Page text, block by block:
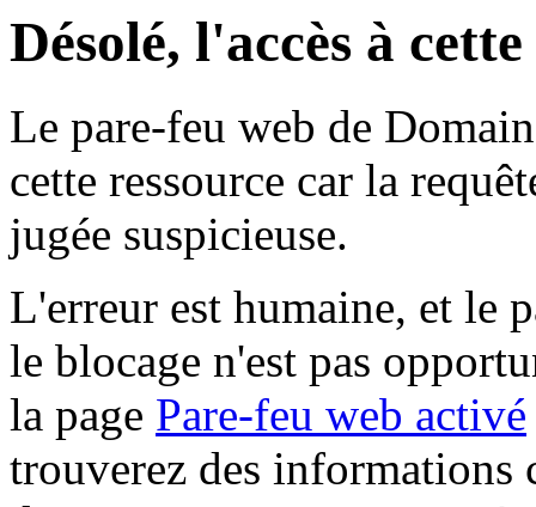
Désolé, l'accès à
Le pare-feu web de
cette ressource car la
jugée suspicieuse.
L'erreur est humaine, et le
le blocage n'est pas
la page Pare-feu web activé
trouverez des informations